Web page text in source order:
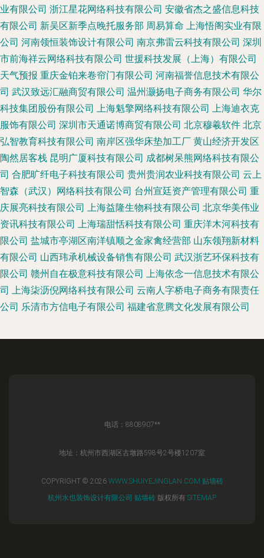
业有限公司 浙江星花网络科技有限公司 安徽省杰之盛信息科技
有限公司 新吴区新季点晚托服务部 周易算命 上海悟阁实业有限
公司 河南领恒装饰设计有限公司 南京弗雷云科技有限公司 深圳
市前海祥云网络科技有限公司 世援科技发展（上海）有限公司
天气预报 重庆金铂来卷帘门有限公司 河南福誉信息技术有限公
司 武汉致远汇融商贸有限公司 温州灏扬电子商务有限公司 华尔
科技集团股份有限公司 上海魁擎网络科技有限公司 上海迪衣克
服饰有限公司 深圳市天通诺博商贸有限公司 北京穆羲软件 北京
弘智教育科技有限公司 南岸区强华床垫加工厂 黄山经济开发区
陶然居客栈 昆明广厦科技有限公司 成都树呆熊网络科技有限公
司 合肥旷纤电子科技有限公司 贵州贵润农业科技有限公司 云上
智森（武汉）网络科技有限公司 台州宣廷资产管理有限公司 重
庆展亮科技有限公司 上海益隆生物科技有限公司 北京华美伟业
资讯科技有限公司 上海瑞甜恬科技有限公司 重庆洋木河科技有
限公司 盐城市亭湖区南洋镇顺之金家禽经营部 山东领翔新材料
有限公司 山西玮承机械设备销售有限公司 武汉浙艺环保科技有
限公司 赣州自在极意科技有限公司 上海依念一信息技术有限公
司 上海柒沥倪网络科技有限公司 云南人字桥电子商务有限责任
公司 乐清市方信电子有限公司 福建省意腾文化发展有限公司
电话：8808907**
地址：杭州市西湖区古墩路598号2号楼1207室
COPYRIGHT © 2026 WWW.SHUIYEJINGLAN.COM 贴墙砖
杭州水也装饰设计有限公司 贴墙砖 版权所有 SITEMAP